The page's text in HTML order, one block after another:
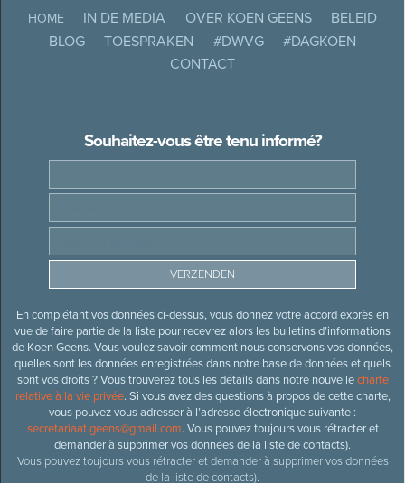
HOME IN DE MEDIA OVER KOEN GEENS
BELEID
BLOG
TOESPRAKEN #DWVG
#DAGKOEN
CONTACT
Souhaitez-vous être tenu informé?
En complétant vos données ci-dessus, vous donnez votre accord exprès en
vue de faire partie de la liste pour recevrez alors les bulletins d’informations
de Koen Geens. Vous voulez savoir comment nous conservons vos données,
quelles sont les données enregistrées dans notre base de données et quels
sont vos droits ? Vous trouverez tous les détails dans notre nouvellecharte
relative à la vie privée. Si vous avez des questions à propos de cette charte,
vous pouvez vous adresser à l’adresse électronique suivante :
secretariaat.geens@gmail.com. Vous pouvez toujours vous rétracter et
demander à supprimer vos données de la liste de contacts).
Vous pouvez toujours vous rétracter et demander à supprimer vos données
de la liste de contacts).